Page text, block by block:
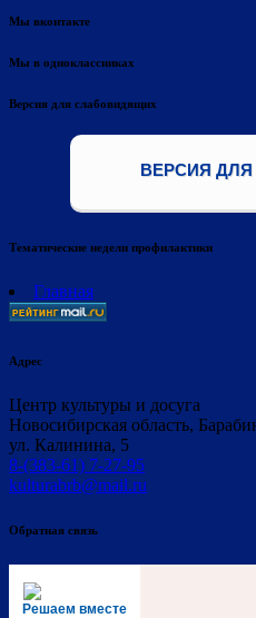
Мы вконтакте
Мы в одноклассниках
Версия для слабовидящих
ВЕРСИЯ
Тематические недели профилактики
Главная
Адрес
Центр культуры и досуга
Новосибирская область,
ул. Калинина, 5
8-(383-61) 7-27-95
kulturabrb@mail.ru
Обратная связь
Решаем вместе